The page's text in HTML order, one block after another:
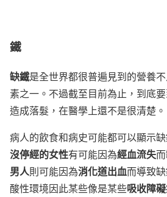
鐵
缺鐵是全世界都很普遍見到的營養
素之一。不過截至目前為止，到底
造成落髮，在醫學上還不是很清楚。
病人的飲食和病史可能都可以顯示
沒停經的女性有可能因為經血流失
男人則可能因為消化道出血而導致
酸性環境因此某些像是某些吸收障